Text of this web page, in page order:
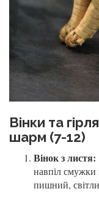
Вінки та
шарм (7-12)
Вінок з листя:
навпіл смужки
пишний,